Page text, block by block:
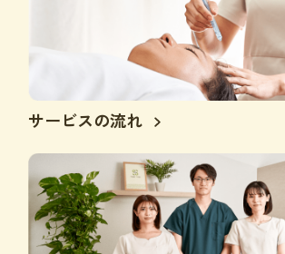
サービスの流れ